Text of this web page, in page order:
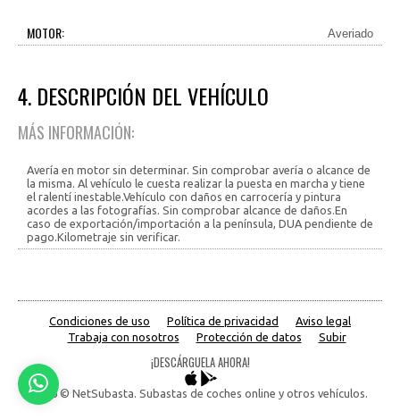
MOTOR: Averiado
4. DESCRIPCIÓN DEL VEHÍCULO
MÁS INFORMACIÓN:
Avería en motor sin determinar. Sin comprobar avería o alcance de
la misma. Al vehículo le cuesta realizar la puesta en marcha y tiene
el ralentí inestable.Vehículo con daños en carrocería y pintura
acordes a las fotografías. Sin comprobar alcance de daños.En
caso de exportación/importación a la península, DUA pendiente de
pago.Kilometraje sin verificar.
Condiciones de uso Política de privacidad
Aviso legal
Trabaja con nosotros
Protección de datos Subir
¡DESCÁRGUELA AHORA!
2026 © NetSubasta. Subastas de coches online y otros vehículos.